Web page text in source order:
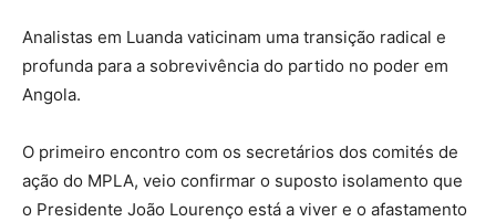
Analistas em Luanda vaticinam uma transição radical e
profunda para a sobrevivência do partido no poder em
Angola.
O primeiro encontro com os secretários dos comités de
ação do MPLA, veio confirmar o suposto isolamento que
o Presidente João Lourenço está a viver e o afastamento